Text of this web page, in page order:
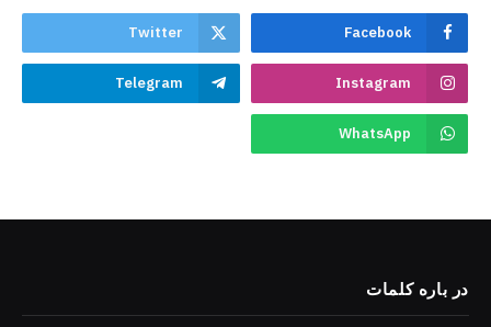
Facebook
Twitter
Instagram
Telegram
WhatsApp
در باره کلمات